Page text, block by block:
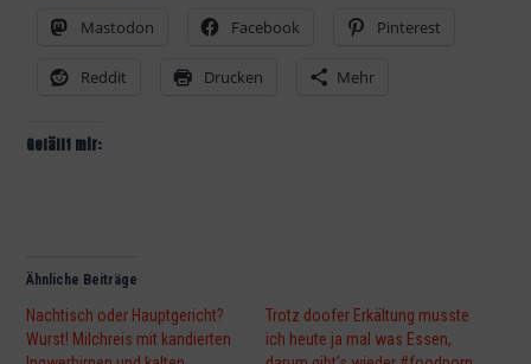
Mastodon
Facebook Pinterest
Reddit Drucken Mehr
Gefällt mir:
Ähnliche Beiträge
Nachtisch oder Hauptgericht?
Wurst! Milchreis mit kandierten
Trotz doofer Erkältung musste
ich heute ja mal was Essen,